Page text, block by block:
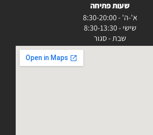
שעות פתיחה
א'-ה' - 8:30-20:00
שישי - 8:30-13:30
שבת - סגור